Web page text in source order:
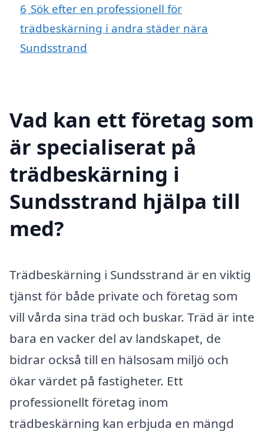
6 Sök efter en professionell för
trädbeskärning i andra städer nära
Sundsstrand
Vad kan ett företag som
är specialiserat på
trädbeskärning i
Sundsstrand hjälpa till
med?
Trädbeskärning i Sundsstrand är en viktig
tjänst för både private och företag som
vill vårda sina träd och buskar. Träd är inte
bara en vacker del av landskapet, de
bidrar också till en hälsosam miljö och
ökar värdet på fastigheter. Ett
professionellt företag inom
trädbeskärning kan erbjuda en mängd